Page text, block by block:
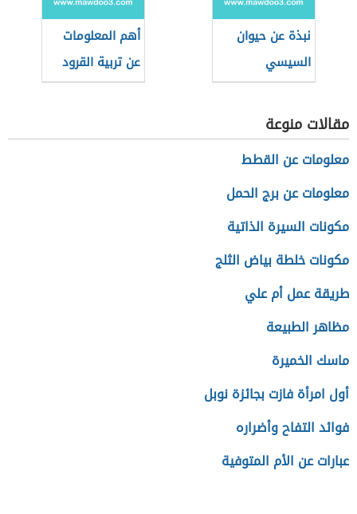
نبذة عن حيوان
السيسي
أهم المعلومات
عن تربية القرود
المنزلية
مقالات منوعة
معلومات عن القطط
معلومات عن برج الحمل
مكونات السيرة الذاتية
مكونات خلطة بياض الثلج
طريقة عمل أم علي
مظاهر الطبيعة
ماسك الخميرة
أول امرأة فازت بجائزة نوبل
فوائد التفاح وأضراره
عبارات عن الأم المتوفية